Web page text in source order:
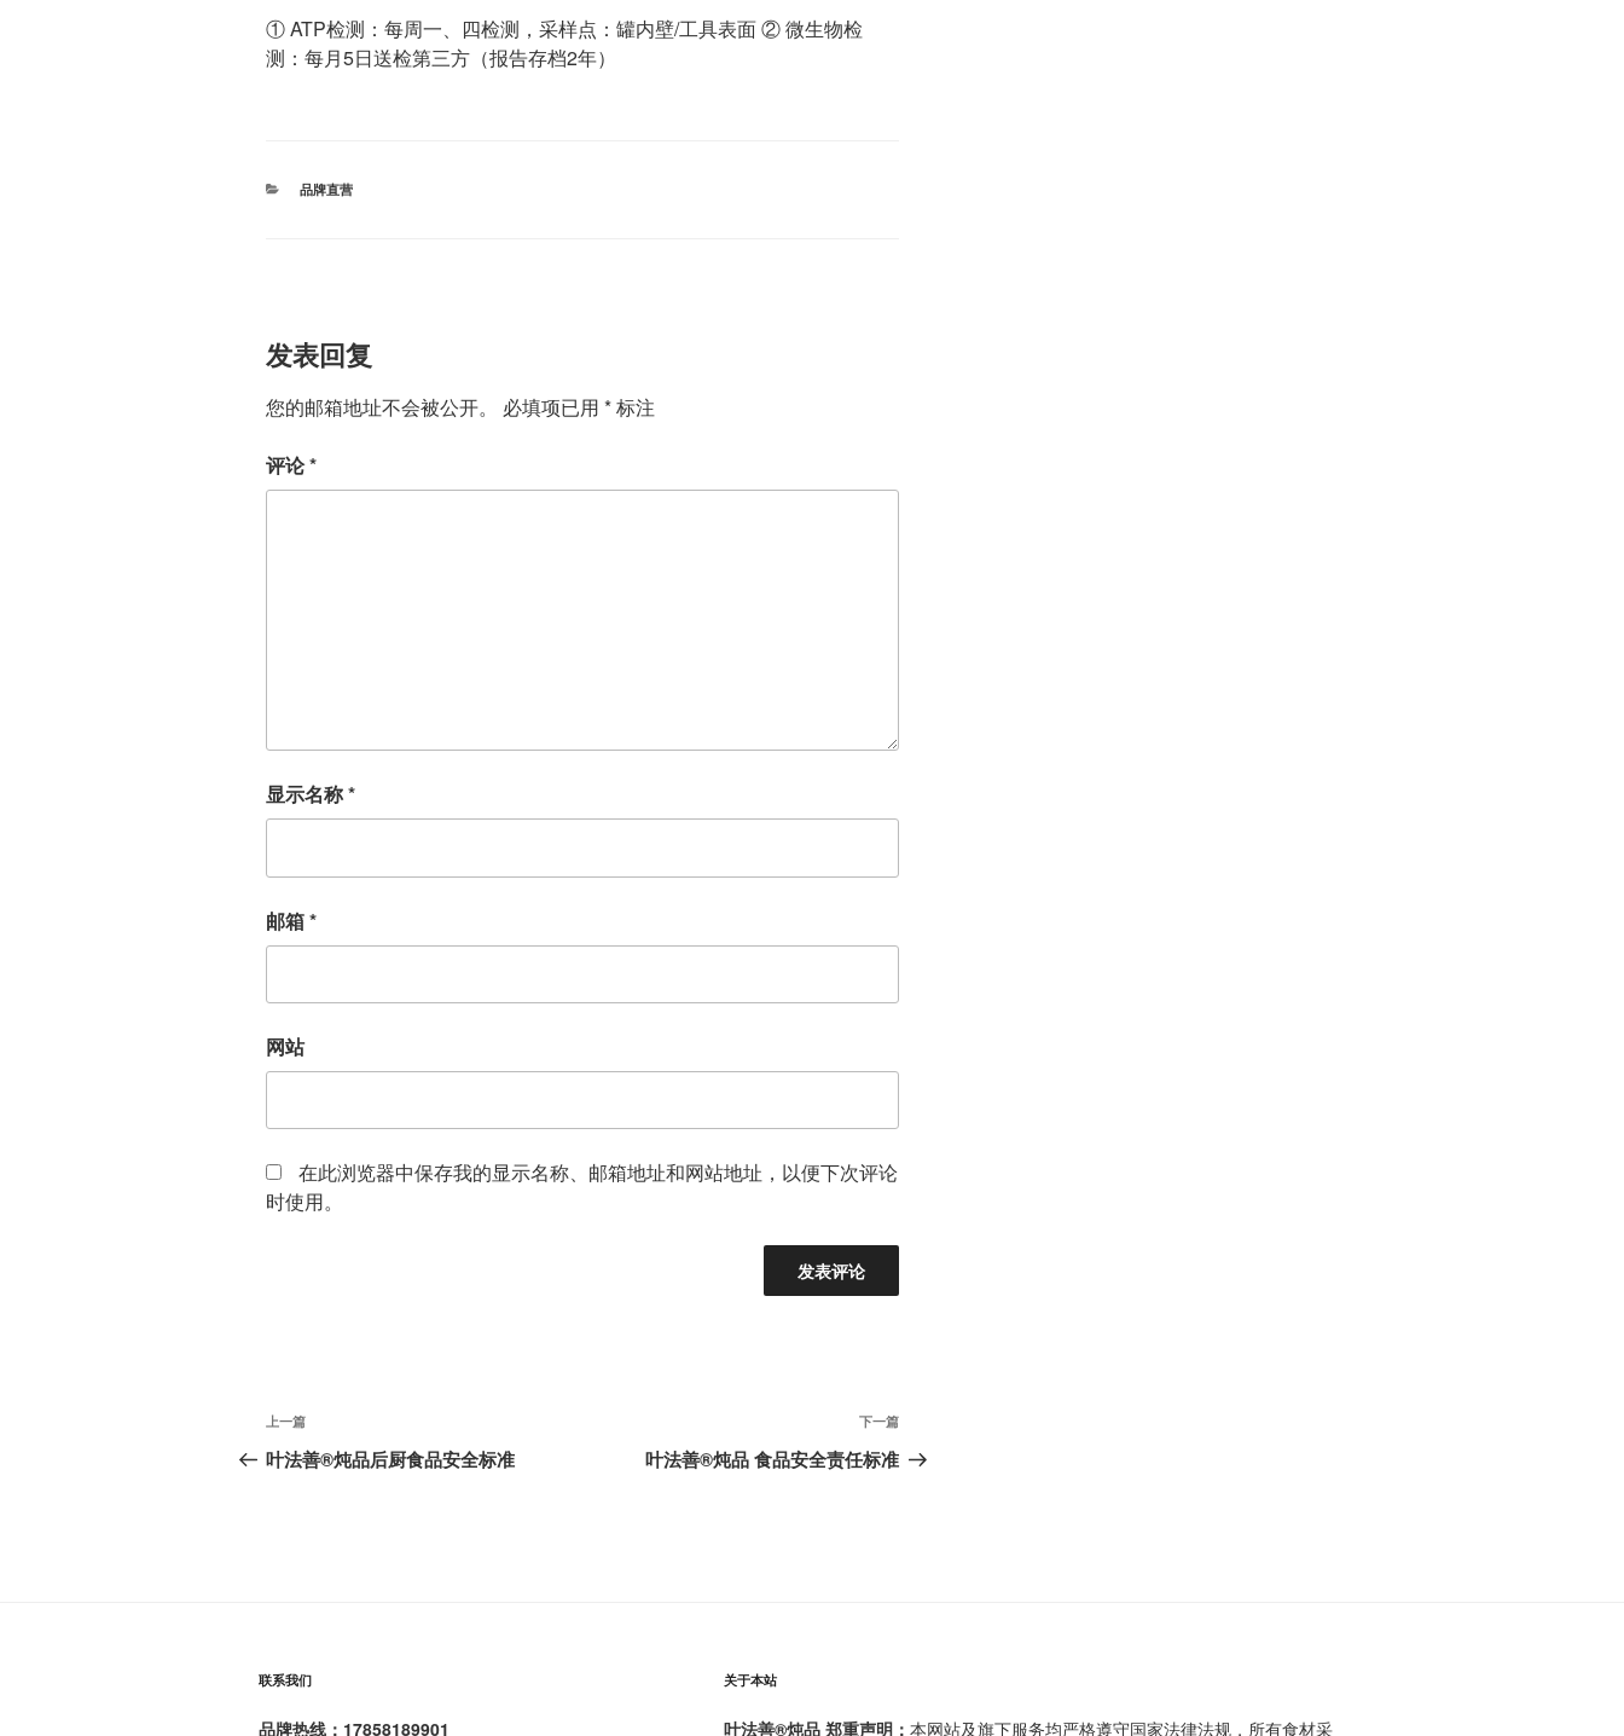
① ATP检测：每周一、四检测，采样点：罐内壁/工具表面 ② 微生物检
测：每月5日送检第三方（报告存档2年）
分
品牌直营
发表回复
您的邮箱地址不会被公开。 必填项已用 *标注
评论*
显示名称*
邮箱*
网站
在此浏览器中保存我的显示名称、邮箱地址和网站地址，以便下次评论
时使用。
文
章
上
一
上一篇
叶法善®️炖品后厨食品安全标准
下
一
下一篇
叶法善®️炖品 食品安全责任标准
联系我们
品牌热线：17858189901
关于本站
叶法善®炖品 郑重声明： 本网站及旗下服务均严格遵守国家法律法规，所有食材采